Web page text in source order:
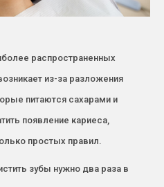
распространенных
из-за разложения
питаются сахарами и
появление кариеса,
простых правил.
зубы нужно два раза в